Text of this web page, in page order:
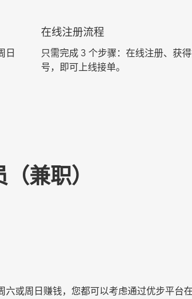
日
在线注册流程
只需完成 3 个步骤：在线注册、获
号，即可上线接单。
兼职）
或周日赚钱，您都可以考虑通过优步平